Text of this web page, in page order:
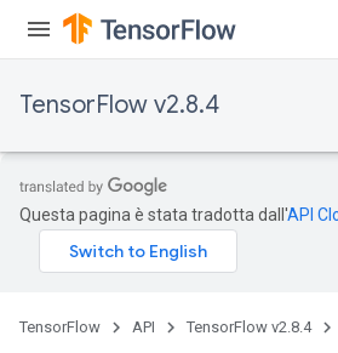
TensorFlow v2.8.4
Questa pagina è stata tradotta dall'API
TensorFlow API TensorFlow v2.8.4